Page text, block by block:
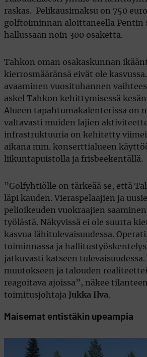
raskas. Pelikausimaksu on 750
golftoiminnan aloittaneella Pentin
hallussaan noin 300 osaketta.
Tahkon oman osakaskunnan
kierrosmääränsä eivät ole
avaaminen vuosituhannen
askel Tahkon kehittymisessä
Alueen tapahtumakalenterissa on
valtavasti muiden lajien
infrastruktuuria on kehitetty
aikana mm. konserttialueen
liikuntapuistolla ja frisbeekentällä.
”Golfyhtiölle on tärkeää se, että
läpi kauden. Vieraspelaajien ja
pelioikeuden vuokraajien
työlästä. Näkyvissä ei ole suurta
kasvua lähitulevaisuudessa.
toiminnassa ja
jatkuvasti katseen
muutokseen ja talouden
reagoitava ajoissa”, näkee
toimitusjohtaja
Jukka Ilva.
Maisemat entistäkin upeampia